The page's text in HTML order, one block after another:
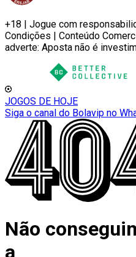
+18 | Jogue com
Condições | Conteúdo
adverte: Aposta não é
JOGOS DE HOJE
Siga o canal do Bolavip no
Não
a